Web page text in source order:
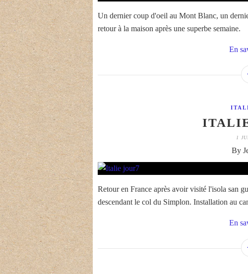
Un dernier coup d'oeil au Mont Blanc, un
retour à la maison après une superbe semaine.
En
1
By
Retour en France après avoir visité l'isola san
descendant le col du Simplon. Installation au
En